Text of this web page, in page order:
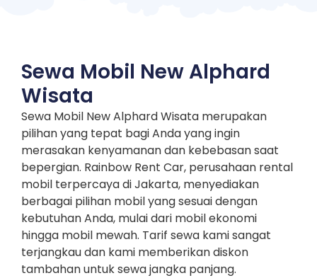
Sewa Mobil New Alphard
Wisata
Sewa Mobil New Alphard Wisata merupakan
pilihan yang tepat bagi Anda yang ingin
merasakan kenyamanan dan kebebasan saat
bepergian. Rainbow Rent Car, perusahaan rental
mobil terpercaya di Jakarta, menyediakan
berbagai pilihan mobil yang sesuai dengan
kebutuhan Anda, mulai dari mobil ekonomi
hingga mobil mewah. Tarif sewa kami sangat
terjangkau dan kami memberikan diskon
tambahan untuk sewa jangka panjang.